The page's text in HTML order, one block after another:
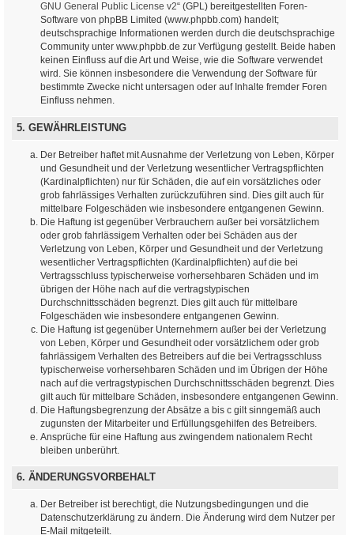
GNU General Public License v2“ (GPL) bereitgestellten Foren-
Software von phpBB Limited (www.phpbb.com) handelt;
deutschsprachige Informationen werden durch die deutschsprachige
Community unter www.phpbb.de zur Verfügung gestellt. Beide haben
keinen Einfluss auf die Art und Weise, wie die Software verwendet
wird. Sie können insbesondere die Verwendung der Software für
bestimmte Zwecke nicht untersagen oder auf Inhalte fremder Foren
Einfluss nehmen.
5. GEWÄHRLEISTUNG
Der Betreiber haftet mit Ausnahme der Verletzung von Leben, Körper
und Gesundheit und der Verletzung wesentlicher Vertragspflichten
(Kardinalpflichten) nur für Schäden, die auf ein vorsätzliches oder
grob fahrlässiges Verhalten zurückzuführen sind. Dies gilt auch für
mittelbare Folgeschäden wie insbesondere entgangenen Gewinn.
Die Haftung ist gegenüber Verbrauchern außer bei vorsätzlichem
oder grob fahrlässigem Verhalten oder bei Schäden aus der
Verletzung von Leben, Körper und Gesundheit und der Verletzung
wesentlicher Vertragspflichten (Kardinalpflichten) auf die bei
Vertragsschluss typischerweise vorhersehbaren Schäden und im
übrigen der Höhe nach auf die vertragstypischen
Durchschnittsschäden begrenzt. Dies gilt auch für mittelbare
Folgeschäden wie insbesondere entgangenen Gewinn.
Die Haftung ist gegenüber Unternehmern außer bei der Verletzung
von Leben, Körper und Gesundheit oder vorsätzlichem oder grob
fahrlässigem Verhalten des Betreibers auf die bei Vertragsschluss
typischerweise vorhersehbaren Schäden und im Übrigen der Höhe
nach auf die vertragstypischen Durchschnittsschäden begrenzt. Dies
gilt auch für mittelbare Schäden, insbesondere entgangenen Gewinn.
Die Haftungsbegrenzung der Absätze a bis c gilt sinngemäß auch
zugunsten der Mitarbeiter und Erfüllungsgehilfen des Betreibers.
Ansprüche für eine Haftung aus zwingendem nationalem Recht
bleiben unberührt.
6. ÄNDERUNGSVORBEHALT
Der Betreiber ist berechtigt, die Nutzungsbedingungen und die
Datenschutzerklärung zu ändern. Die Änderung wird dem Nutzer per
E-Mail mitgeteilt.